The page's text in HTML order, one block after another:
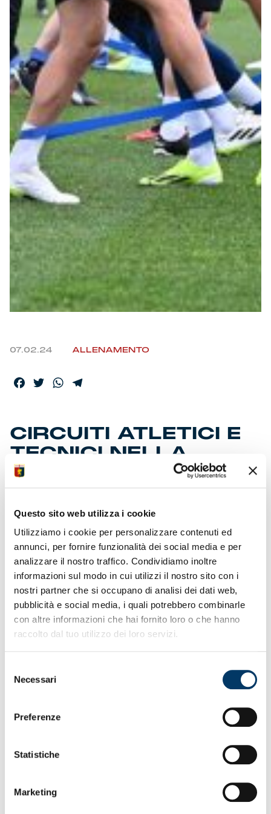
Questo sito web utilizza i cookie
Utilizziamo i cookie per personalizzare contenuti ed
annunci, per fornire funzionalità dei social media e per
analizzare il nostro traffico. Condividiamo inoltre
informazioni sul modo in cui utilizzi il nostro sito con i
nostri partner che si occupano di analisi dei dati web,
pubblicità e social media, i quali potrebbero combinarle
con altre informazioni che hai fornito loro o che hanno
raccolto dal tuo utilizzo dei loro servizi.
delNecessari
Preferenze
Statistiche
Marketing
Summer Sale
Mare
Accessori
Party
Outlet
Helan x Genoa
Isolani x Genoa
Gift Card Online Store
07.02.24 ALLENAMENTO
Facebook
TwitterWhatsApp
CIRCUITI ATLETICI E
TECNICI NELLA
DOPPIA
Giornata intera al centro sportivo a quattro giorni dal
confronto con l’Atalanta. La squadra fa il pieno con
preparatori e tecnici. Primi, graduali passi in gruppo
per Messias atteso da altre verifiche. Grifone a caccia
del nono risultato utile consecutivo. Avversari reduci
da tre successi consecutivi. Mister Gilardino e lo chief
strategy officer, Galleni, premiati a Milano dalla storica
società Aldini con altre personalità del mondo del
calcio. Prevendita per il posticipo: esaurita la Zena. Si
va verso il 14° evento di fila in campionato con oltre
30mila al “Ferraris”. Continua l’asta su e-bay delle
della mostra “Raccontami com’era il calcio” sulla
storia della Nazionale. Tra i cimeli uno spazio alle
“fantasanremo.